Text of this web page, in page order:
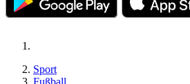
Sport
Fußball